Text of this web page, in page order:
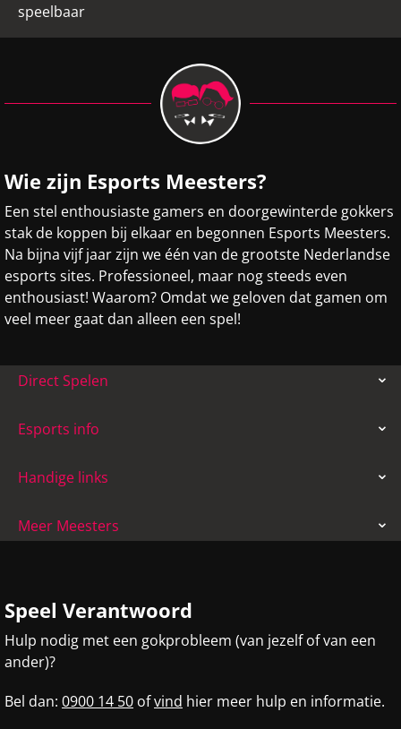
speelbaar
Wie zijn Esports Meesters?
Een stel enthousiaste gamers en doorgewinterde gokkers
stak de koppen bij elkaar en begonnen Esports Meesters.
Na bijna vijf jaar zijn we één van de grootste Nederlandse
esports sites. Professioneel, maar nog steeds even
enthousiast! Waarom? Omdat we geloven dat gamen om
veel meer gaat dan alleen een spel!
Direct Spelen
Esports info
Handige links
Meer Meesters
Speel Verantwoord
Hulp nodig met een gokprobleem (van jezelf of van een
ander)?
Bel dan: 0900 14 50 ofvind hier meer hulp en informatie.